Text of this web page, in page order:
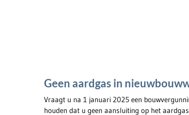
Geen aardgas in
Vraagt u na 1 januari 2025 een
houden dat u geen aansluiting op het